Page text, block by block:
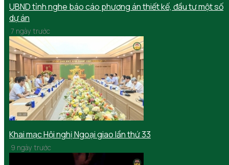
UBND tỉnh nghe báo cáo phương án thiết kế, đầu tư một số
dự án
7 ngày trước
Khai mạc Hội nghị Ngoại giao lần thứ 33
9 ngày trước